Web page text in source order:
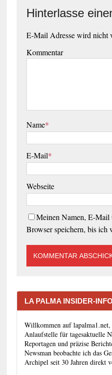
Hinterlasse
E-Mail Adresse wird nicht
Kommentar
Name*
E-Mail*
Webseite
Meinen Namen, E-Mail
Browser speichern, bis ich
LA PALMA INSIDER-
Willkommen auf
Anlaufstelle für tagesaktuelle
Reportagen und präzise
Newsman beobachte ich das
Archipel seit 30 Jahren direkt